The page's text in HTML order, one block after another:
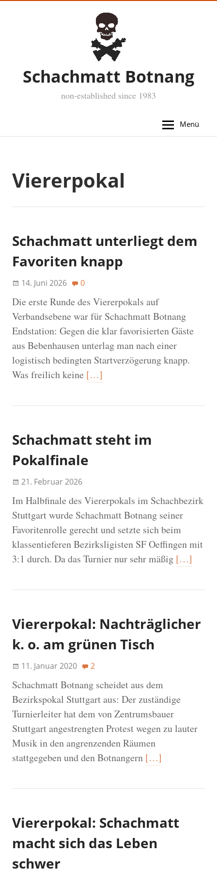
Schachmatt Botnang
non-established since 1983
Menü
Viererpokal
Schachmatt unterliegt dem
Favoriten knapp
14. Juni 2026 0
Die erste Runde des Viererpokals auf
Verbandsebene war für Schachmatt Botnang
Endstation: Gegen die klar favorisierten Gäste
aus Bebenhausen unterlag man nach einer
logistisch bedingten Startverzögerung knapp.
Was freilich keine […]
Schachmatt steht im
Pokalfinale
21. Februar 2026
Im Halbfinale des Viererpokals im Schachbezirk
Stuttgart wurde Schachmatt Botnang seiner
Favoritenrolle gerecht und setzte sich beim
klassentieferen Bezirksligisten SF Oeffingen mit
3:1 durch. Da das Turnier nur sehr mäßig […]
Viererpokal: Nachträglicher
k. o. am grünen Tisch
11. Januar 2020 2
Schachmatt Botnang scheidet aus dem
Bezirkspokal Stuttgart aus: Der zuständige
Turnierleiter hat dem von Zentrumsbauer
Stuttgart angestrengten Protest wegen zu lauter
Musik in den angrenzenden Räumen
stattgegeben und den Botnangern […]
Viererpokal: Schachmatt
macht sich das Leben
schwer